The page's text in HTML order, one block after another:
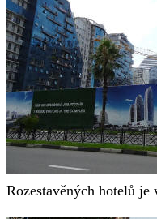
Rozestavěných hotelů